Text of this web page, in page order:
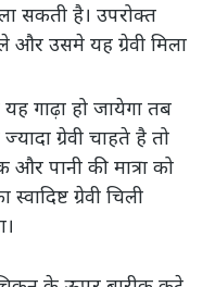
और उसमे यह ग्रेवी मिला
ग्रेवी चाहते है तो
पानी की मात्रा को
ग्रेवी चिली